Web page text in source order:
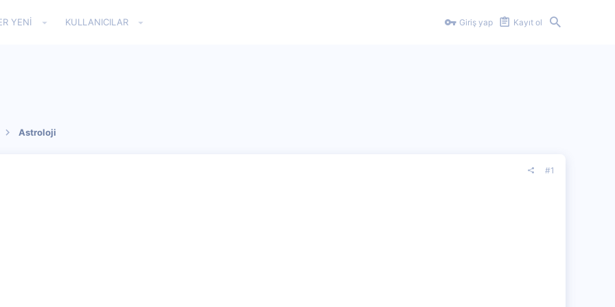
YENI KULLANICILAR Giriş yap Kayıt ol
Astroloji
#1